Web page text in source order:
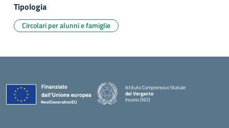
Tipologia
Circolari per alunni e famiglie
Istituto Comprensivo Statale
del Vergante
Invorio (NO)